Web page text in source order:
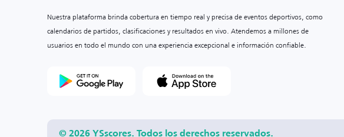
Nuestra plataforma brinda cobertura en tiempo real y precisa de eventos deportivos, como
calendarios de partidos, clasificaciones y resultados en vivo. Atendemos a millones de
usuarios en todo el mundo con una experiencia excepcional e información confiable.
© 2026 YSscores. Todos los derechos reservados.